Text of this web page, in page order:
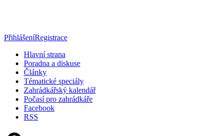
PřihlášeníRegistrace
Hlavní strana
Poradna a diskuse
Články
Tématické speciály
Zahrádkářský kalendář
Počasí pro zahrádkáře
Facebook
RSS